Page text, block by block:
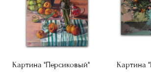
Картина "Персиковый"
Картина